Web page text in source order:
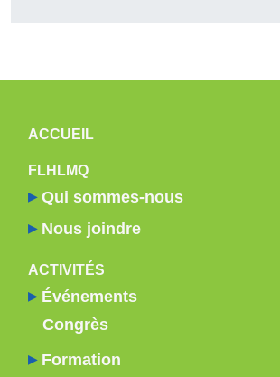
NAVIGATION PRINCIPALE
ACCUEIL
FLHLMQ
Qui sommes-nous
Nous joindre
ACTIVITÉS
Événements
Congrès
Formation